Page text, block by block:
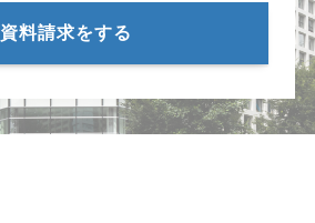
資料請求をする